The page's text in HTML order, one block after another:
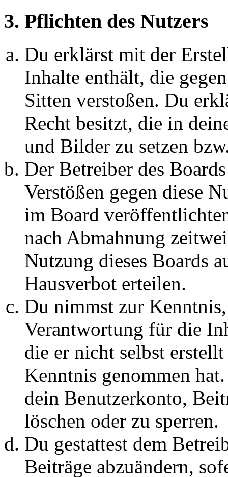
3. Pflichten des Nutzers
Du erklärst mit der
Inhalte enthält, die
Sitten verstoßen. Du
Recht besitzt, die in
und Bilder zu setzen
Der Betreiber des
Verstößen gegen diese
im Board
nach Abmahnung
Nutzung dieses Boards
Hausverbot erteilen.
Du nimmst zur
Verantwortung für die
die er nicht selbst
Kenntnis genommen
dein Benutzerkonto,
löschen oder zu sperren.
Du gestattest dem
Beiträge abzuändern,